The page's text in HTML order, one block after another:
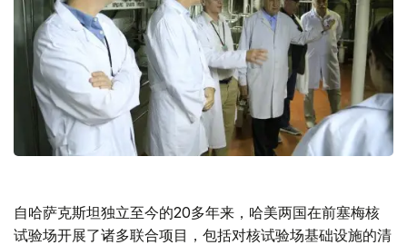
自哈萨克斯坦独立至今的20多年来，哈美两国在前塞梅核
试验场开展了诸多联合项目，包括对核试验场基础设施的清